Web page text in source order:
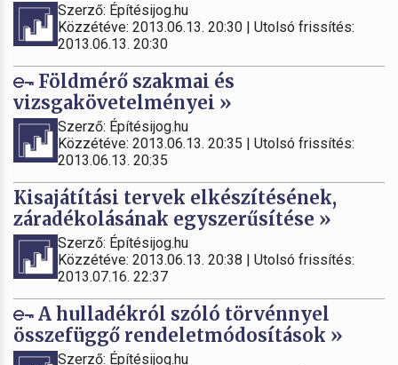
Szerző: Építésijog.hu
Közzétéve: 2013.06.13. 20:30 | Utolsó frissítés:
2013.06.13. 20:30
Földmérő szakmai és
vizsgakövetelményei »
Szerző: Építésijog.hu
Közzétéve: 2013.06.13. 20:35 | Utolsó frissítés:
2013.06.13. 20:35
Kisajátítási tervek elkészítésének,
záradékolásának egyszerűsítése »
Szerző: Építésijog.hu
Közzétéve: 2013.06.13. 20:38 | Utolsó frissítés:
2013.07.16. 22:37
A hulladékról szóló törvénnyel
összefüggő rendeletmódosítások »
Szerző: Építésijog.hu